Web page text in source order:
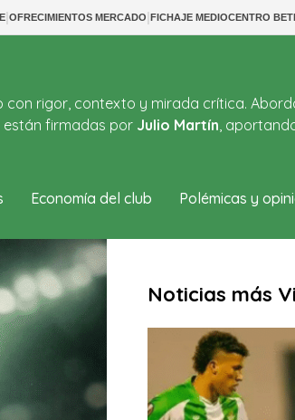
|OFRECIMIENTOS MERCADO|FICHAJE MEDIOCENTRO
con rigor, contexto y mirada crítica.
firmadas por Julio Martín,
Economía del club Polémicas y
Noticias más